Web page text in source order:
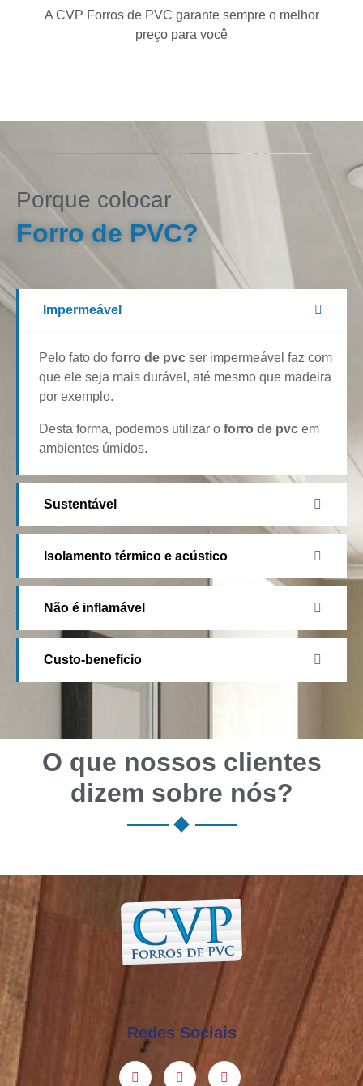
A CVP Forros de PVC garante sempre o melhor
preço para você
Porque colocar
Forro de PVC?
Impermeável
Pelo fato do forro de pvc ser impermeável faz com
que ele seja mais durável, até mesmo que madeira
por exemplo.
Desta forma, podemos utilizar o forro de pvc em
ambientes úmidos.
Sustentável
Isolamento térmico e acústico
Não é inflamável
Custo-benefício
O que nossos clientes
dizem sobre nós?
Redes Sociais